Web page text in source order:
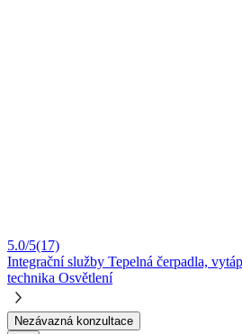
5.0/5(17)
Integrační služby Tepelná čerpadla,
technika Osvětlení
Nezávazná konzultace